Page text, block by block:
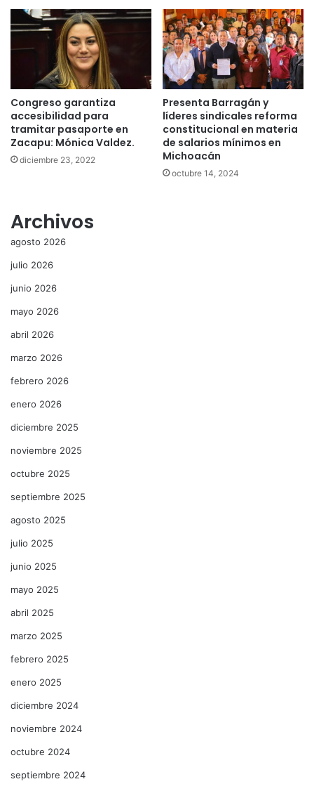
Congreso garantiza
accesibilidad para
tramitar pasaporte en
Zacapu: Mónica Valdez.
diciembre 23, 2022
Presenta Barragán y
líderes sindicales reforma
constitucional en materia
de salarios mínimos en
Michoacán
octubre 14, 2024
Archivos
agosto 2026
julio 2026
junio 2026
mayo 2026
abril 2026
marzo 2026
febrero 2026
enero 2026
diciembre 2025
noviembre 2025
octubre 2025
septiembre 2025
agosto 2025
julio 2025
junio 2025
mayo 2025
abril 2025
marzo 2025
febrero 2025
enero 2025
diciembre 2024
noviembre 2024
octubre 2024
septiembre 2024